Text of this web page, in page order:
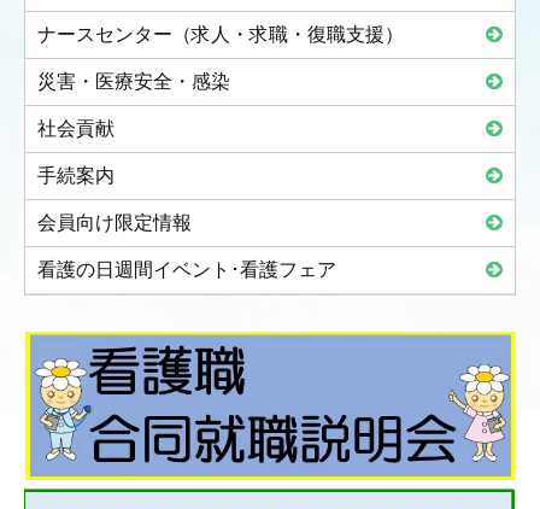
ナースセンター（求人・求職・復職支援）
災害・医療安全・感染
社会貢献
手続案内
会員向け限定情報
看護の日週間イベント･看護フェア